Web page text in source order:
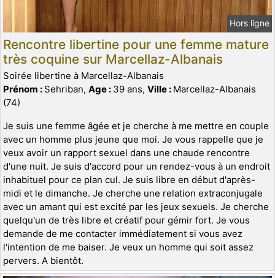
Hors ligne
Rencontre libertine pour une femme mature
très coquine sur Marcellaz-Albanais
Soirée libertine à Marcellaz-Albanais
Prénom : Sehriban, Age : 39 ans, Ville : Marcellaz-Albanais
(74)
Je suis une femme âgée et je cherche à me mettre en couple
avec un homme plus jeune que moi. Je vous rappelle que je
veux avoir un rapport sexuel dans une chaude rencontre
d'une nuit. Je suis d'accord pour un rendez-vous à un endroit
inhabituel pour ce plan cul. Je suis libre en début d'après-
midi et le dimanche. Je cherche une relation extraconjugale
avec un amant qui est excité par les jeux sexuels. Je cherche
quelqu'un de très libre et créatif pour gémir fort. Je vous
demande de me contacter immédiatement si vous avez
l'intention de me baiser. Je veux un homme qui soit assez
pervers. A bientôt.